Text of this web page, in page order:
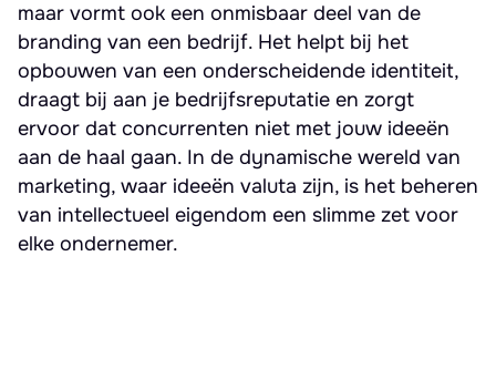
maar vormt ook een onmisbaar deel van de
branding van een bedrijf. Het helpt bij het
opbouwen van een onderscheidende identiteit,
draagt bij aan je bedrijfsreputatie en zorgt
ervoor dat concurrenten niet met jouw ideeën
aan de haal gaan. In de dynamische wereld van
marketing, waar ideeën valuta zijn, is het beheren
van intellectueel eigendom een slimme zet voor
elke ondernemer.